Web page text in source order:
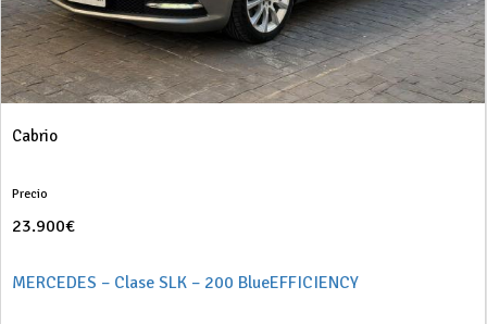
Cabrio
Precio
23.900€
MERCEDES – Clase SLK – 200 BlueEFFICIENCY